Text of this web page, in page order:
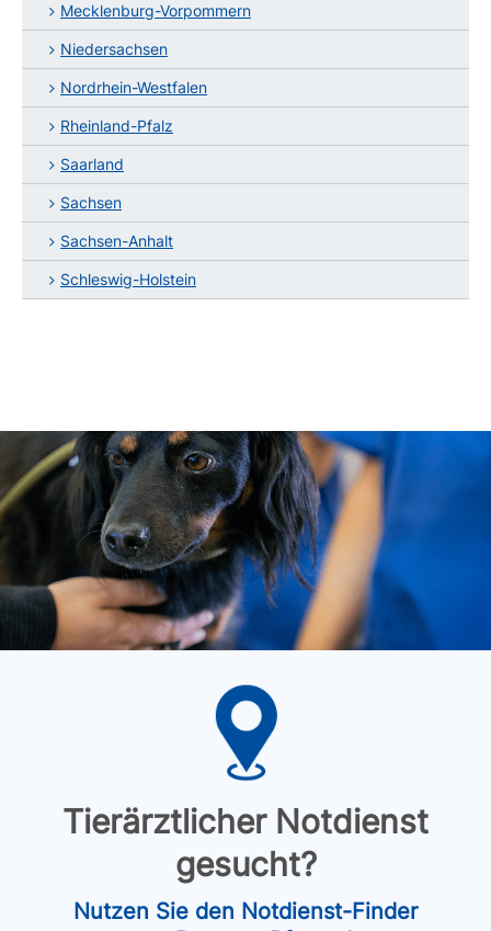
Mecklenburg-Vorpommern
Niedersachsen
Nordrhein-Westfalen
Rheinland-Pfalz
Saarland
Sachsen
Sachsen-Anhalt
Schleswig-Holstein
Tierärztlicher Notdienst
gesucht?
Nutzen Sie den Notdienst-Finder